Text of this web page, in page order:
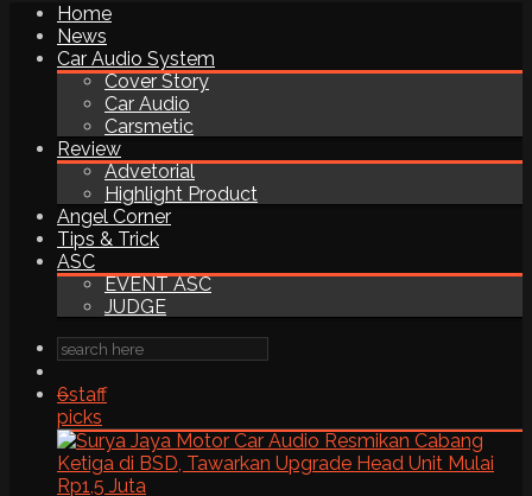
Home
News
Car Audio System
Cover Story
Car Audio
Carsmetic
Review
Advetorial
Highlight Product
Angel Corner
Tips & Trick
ASC
EVENT ASC
JUDGE
6staff
picks